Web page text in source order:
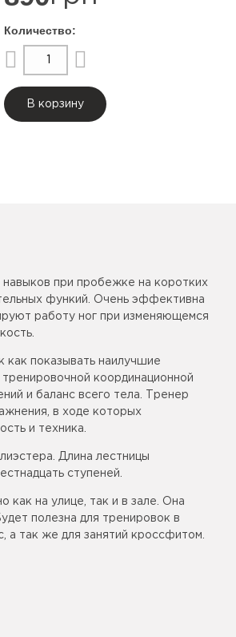
В корзину
навыков при пробежке на коротких
функий. Очень эффективна
работу ног при изменяющемся
как показывать наилучшие
координационной
и баланс всего тела. Тренер
в ходе которых
и техника.
Длина лестницы
ступеней.
как на улице, так и в зале. Она
полезна для тренировок в
а так же для занятий кроссфитом.